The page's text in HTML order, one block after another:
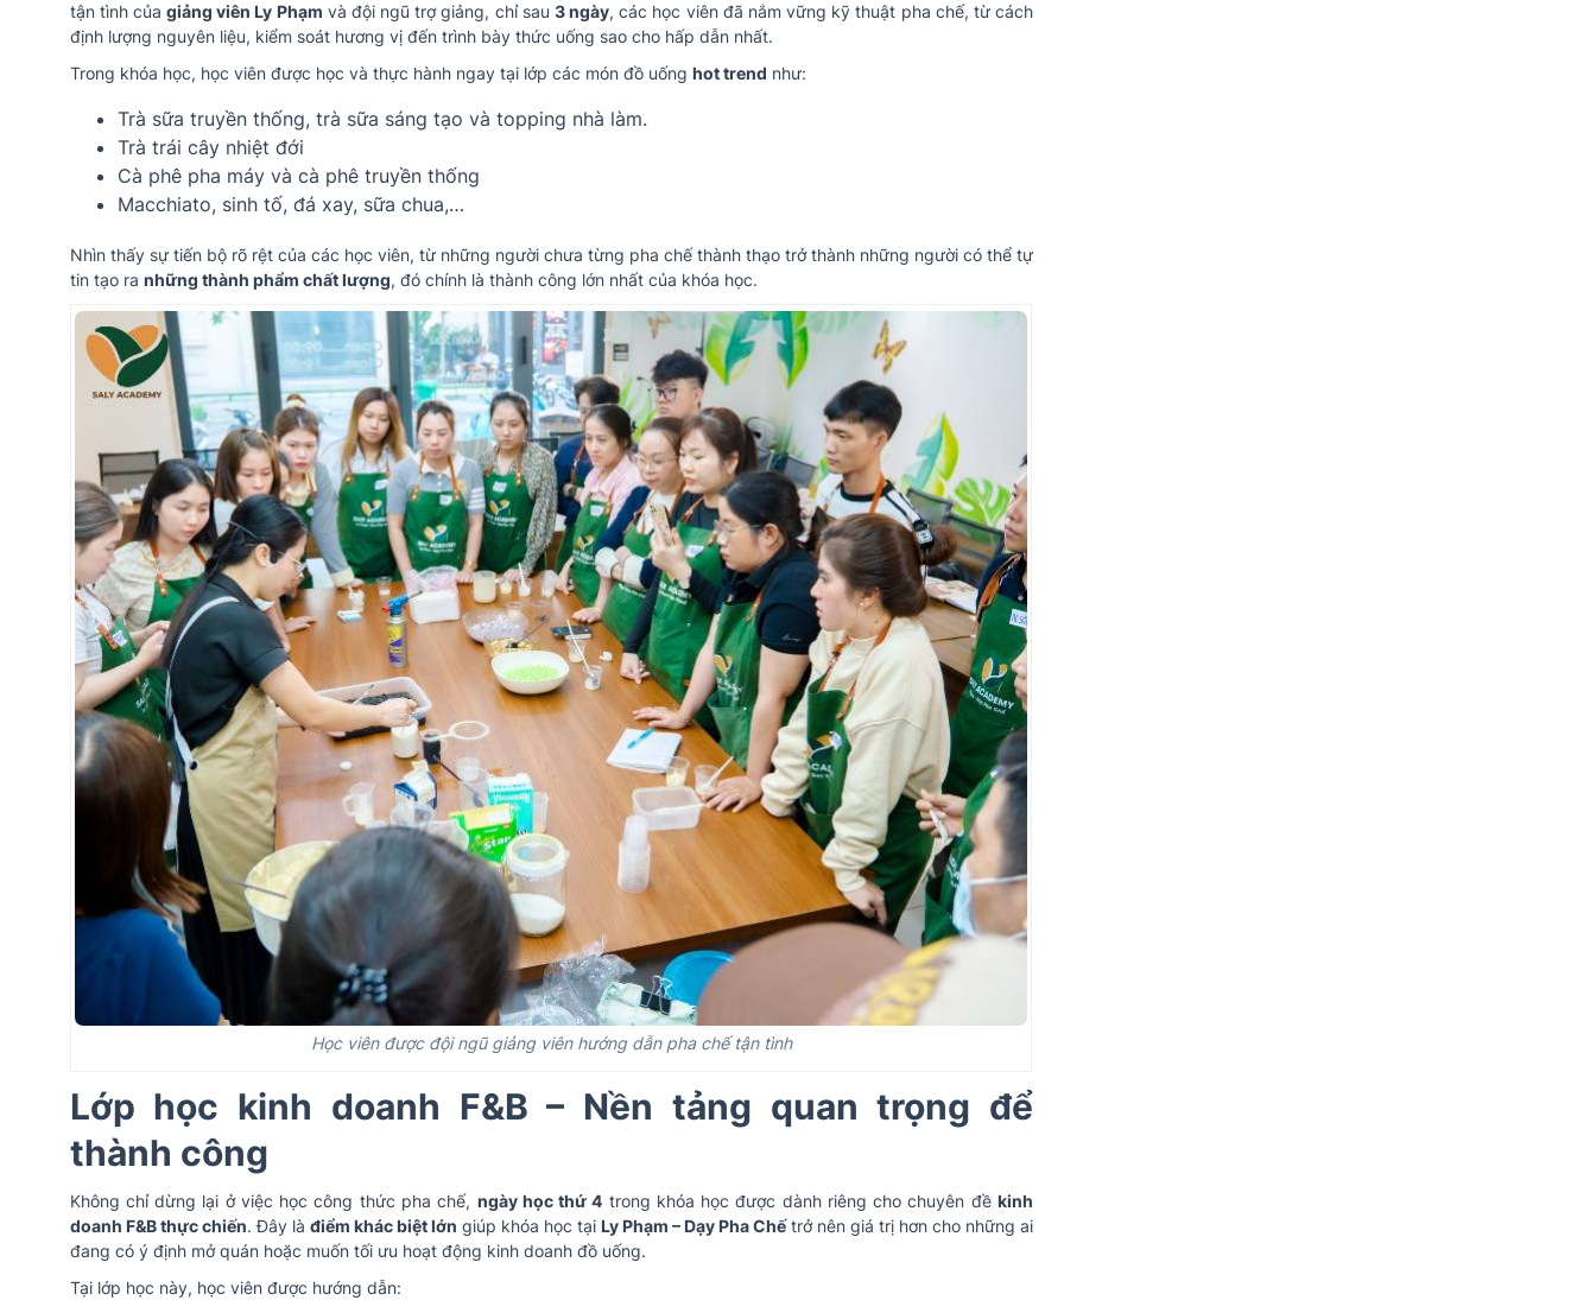
tận tình củagiảng viên Ly Phạm và đội ngũ trợ giảng, chỉ sau 3 ngày, các học viên đã nắm vững kỹ thuật pha chế, từ cách
định lượng nguyên liệu, kiểm soát hương vị đến trình bày thức uống sao cho hấp dẫn nhất.
Trong khóa học, học viên được học và thực hành ngay tại lớp các món đồ uống hot trend như:
Trà sữa truyền thống, trà sữa sáng tạo và topping nhà làm.
Trà trái cây nhiệt đới
Cà phê pha máy và cà phê truyền thống
Macchiato, sinh tố, đá xay, sữa chua,…
Nhìn thấy sự tiến bộ rõ rệt của các học viên, từ những người chưa từng pha chế thành thạo trở thành những người có thể tự
tin tạo ra những thành phẩm chất lượng, đó chính là thành công lớn nhất của khóa học.
Học viên được đội ngũ giảng viên hướng dẫn pha chế tận tình
Lớp học kinh doanh F&B – Nền tảng quan trọng để
thành công
Không chỉ dừng lại ở việc học công thức pha chế, ngày học thứ 4 trong khóa học được dành riêng cho chuyên đề kinh
doanh F&B thực chiến. Đây là điểm khác biệt lớn giúp khóa học tại Ly Phạm – Dạy Pha Chếtrở nên giá trị hơn cho những ai
đang có ý định mở quán hoặc muốn tối ưu hoạt động kinh doanh đồ uống.
Tại lớp học này, học viên được hướng dẫn: